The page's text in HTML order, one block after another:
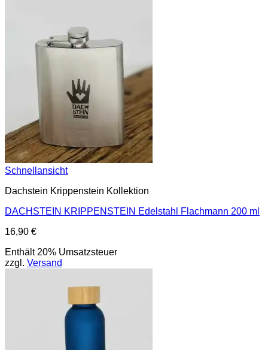
Schnellansicht
Dachstein Krippenstein Kollektion
DACHSTEIN KRIPPENSTEIN Edelstahl Flachmann 200 ml
16,90 €
Enthält 20% Umsatzsteuer
zzgl. Versand